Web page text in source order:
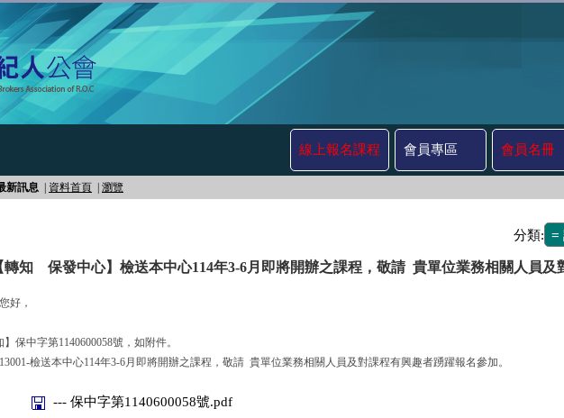
線上報名課程 會員專區 會員名冊
新訊息 資料首頁 瀏覽
分類:
轉知 保發中心】檢送本中心114年3-6月即將開辦之課程，敬請 貴單位業務相關人員及
好，
】保中字第1140600058號，如附件。
檢送本中心114年3-6月即將開辦之課程，敬請 貴單位業務相關人員及對課程有興趣者踴躍報名參加。
--- 保中字第1140600058號.pdf